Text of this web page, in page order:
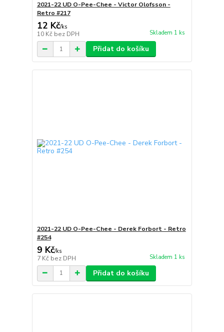
2021-22 UD O-Pee-Chee - Victor Olofsson -
Retro #217
12 Kč/ks
10 Kč bez DPH Skladem 1 ks
Přidat do košíku
2021-22 UD O-Pee-Chee - Derek Forbort - Retro
#254
9 Kč/ks
7 Kč bez DPH Skladem 1 ks
Přidat do košíku